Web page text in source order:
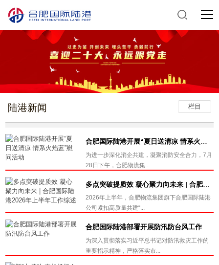
栏目
陆港新闻
合肥国际陆港开展“夏日送清凉 情系火焰蓝”慰问活动
为进一步深化消企共建，凝聚消防安全合力，7月
28日下午，合肥物流集...
多点突破提质效 凝心聚力向未来 | 合肥国际陆港2026年上半年工作综述
2026年上半年，合肥物流集团旗下合肥国际陆港
公司紧扣高质量共建“...
合肥国际陆港部署开展防汛防台风工作
为深入贯彻落实习近平总书记对防汛救灾工作的
重要指示精神，严格落实市...